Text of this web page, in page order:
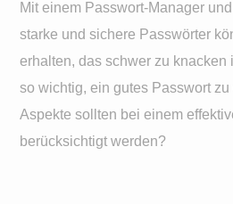
Mit einem Passwort-Manager
starke und sichere Passwörter
erhalten, das schwer zu knacken
so wichtig, ein gutes Passwort
Aspekte sollten bei einem
berücksichtigt werden?